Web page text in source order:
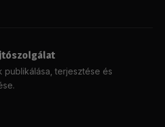
publikálása, terjesztése és